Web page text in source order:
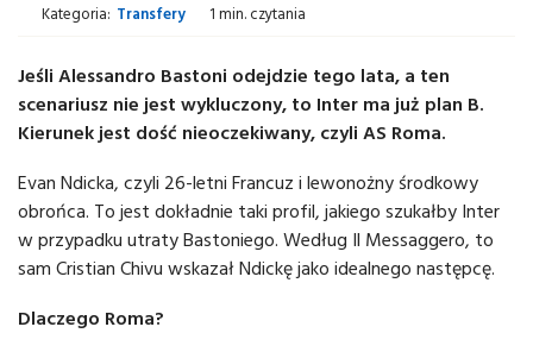
Kategoria: Transfery 1 min. czytania
Jeśli Alessandro Bastoni odejdzie tego lata, a ten
scenariusz nie jest wykluczony, to Inter ma już plan B.
Kierunek jest dość nieoczekiwany, czyli AS Roma.
Evan Ndicka, czyli 26-letni Francuz i lewonożny środkowy
obrońca. To jest dokładnie taki profil, jakiego szukałby Inter
w przypadku utraty Bastoniego. Według Il Messaggero, to
sam Cristian Chivu wskazał Ndickę jako idealnego następcę.
Dlaczego Roma?